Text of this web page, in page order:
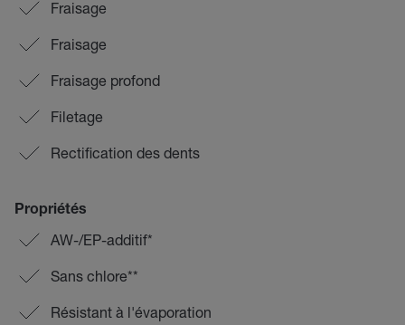
Fraisage
Fraisage
Fraisage profond
Filetage
Rectification des dents
Propriétés
AW-/EP-additif*
Sans chlore**
Résistant à l'évaporation